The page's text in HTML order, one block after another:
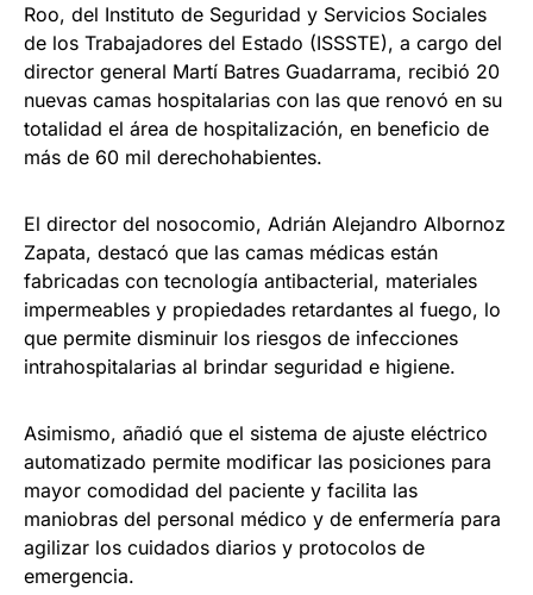
Roo, del Instituto de Seguridad y Servicios Sociales
de los Trabajadores del Estado (ISSSTE), a cargo del
director general Martí Batres Guadarrama, recibió 20
nuevas camas hospitalarias con las que renovó en su
totalidad el área de hospitalización, en beneficio de
más de 60 mil derechohabientes.
El director del nosocomio, Adrián Alejandro Albornoz
Zapata, destacó que las camas médicas están
fabricadas con tecnología antibacterial, materiales
impermeables y propiedades retardantes al fuego, lo
que permite disminuir los riesgos de infecciones
intrahospitalarias al brindar seguridad e higiene.
Asimismo, añadió que el sistema de ajuste eléctrico
automatizado permite modificar las posiciones para
mayor comodidad del paciente y facilita las
maniobras del personal médico y de enfermería para
agilizar los cuidados diarios y protocolos de
emergencia.